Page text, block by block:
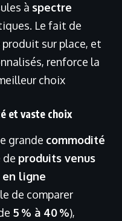
à spectre
Le fait de
sur place, et
renforce la
choix
et vaste choix
grande commodité
de produits venus
ligne
de comparer
5 % à 40 %),